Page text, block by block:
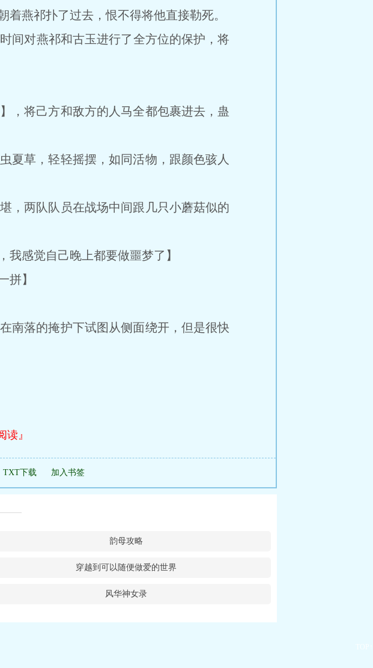
燕祁扑了过去，恨不得将他直接勒死。
对燕祁和古玉进行了全方位的保护，将
将己方和敌方的人马全都包裹进去，蛊
草，轻轻摇摆，如同活物，跟颜色骇人
两队队员在战场中间跟几只小蘑菇似的
感觉自己晚上都要做噩梦了】
】
落的掩护下试图从侧面绕开，但是很快
读』
TXT下载 加入书签
韵母攻略
穿越到可以随便做爱的世界
风华神女录